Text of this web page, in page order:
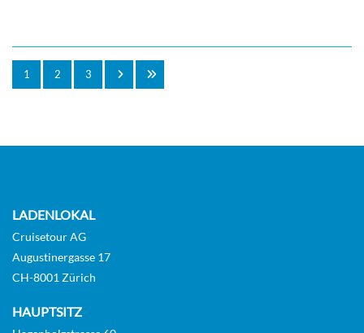
1 2 3
LADENLOKAL
Cruisetour AG
Augustinergasse 17
CH-8001 Zürich
HAUPTSITZ